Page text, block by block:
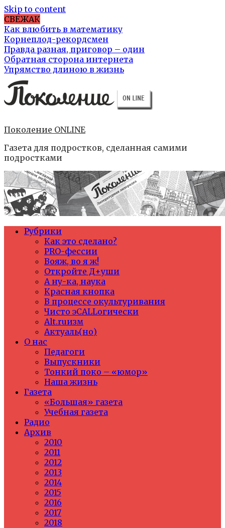
Skip to content
СВЕЖАК
Как влюбить в математику
Корнеплод-рекордсмен
Правда разная, приговор – один
Обратная сторона интернета
Упрямство длиною в жизнь
Поколение ONLINE
Газета для подростков, сделанная самими
подростками
Рубрики
Как это сделано?
PRO-фессии
Вояж, во я ж!
Откройте Д+уши
А ну-ка, наука
Красная кнопка
В процессе окультуривания
Чисто эCALLогически
Alt.ruизм
Актуаль(но)
О нас
Педагоги
Выпускники
Тонкий поко – «юмор»
Наша жизнь
Газета
«Большая» газета
Учебная газета
Радио
Архив
2010
2011
2012
2013
2014
2015
2016
2017
2018